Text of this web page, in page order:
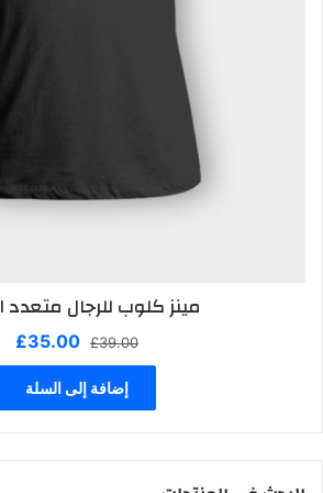
مينز كلوب للرجال متعدد
£39.00
السعر
الأصلي
هو:
£39.00.
£35.00
£35.00.
إضافة إلى السلة